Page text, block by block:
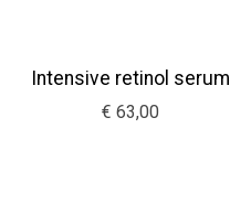
Intensive retinol serum
€ 63,00